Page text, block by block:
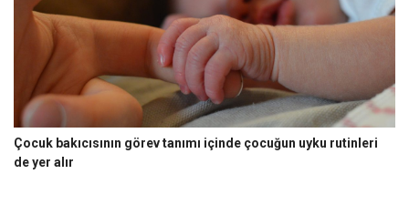
Çocuk bakıcısının görev tanımı içinde çocuğun uyku rutinleri
de yer alır